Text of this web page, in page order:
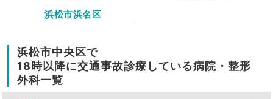
浜松市浜名区
浜松市中央区で
18時以降に交通事故診療している病院・整形
外科一覧